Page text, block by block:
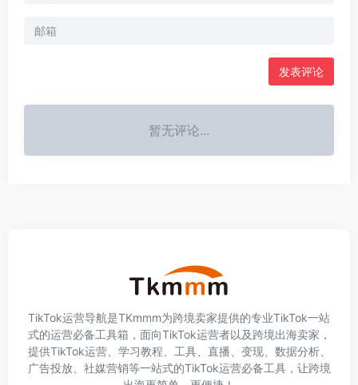
发表评论
暂无评论...
TikTok运营导航是TKmmm为跨境卖家提供的专业TikTok一站
式的运营必备工具箱，面向TikTok运营者以及跨境出海卖家，
提供TikTok运营、学习教程、工具、直播、变现、数据分析、
广告投放、社媒营销等一站式的TikTok运营必备工具，让跨境